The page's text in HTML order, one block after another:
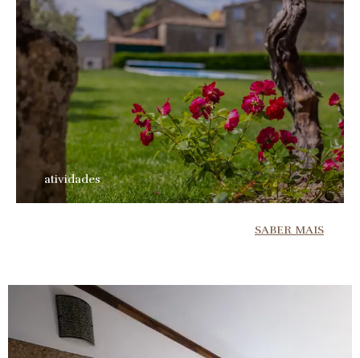
atividades
SABER MAIS